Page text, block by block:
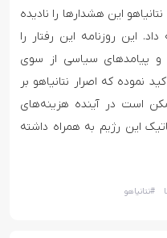
این هشدارها را نادیده
این روزنامه این رفتار را
و پیامدهای سیاسی از سوی
نموده که اصرار نتانیاهو بر
است در آینده هزینه‌های
این رژیم به همراه داشته
#نتانیاهو